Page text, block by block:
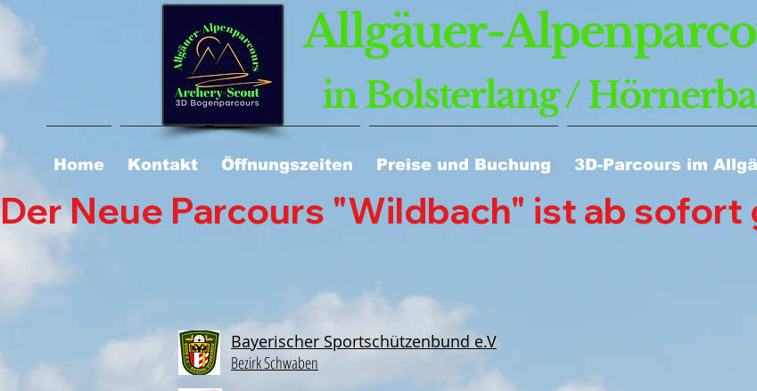
Allgäuer-
in Bolsterlang /
Home Kontakt Öffnungszeiten Preise und Buchung 3D-Parcours im
Bayerischer Sportschützenbund e.V
Bezirk Schwaben
Der Neue Parcours "Wildbach" ist ab